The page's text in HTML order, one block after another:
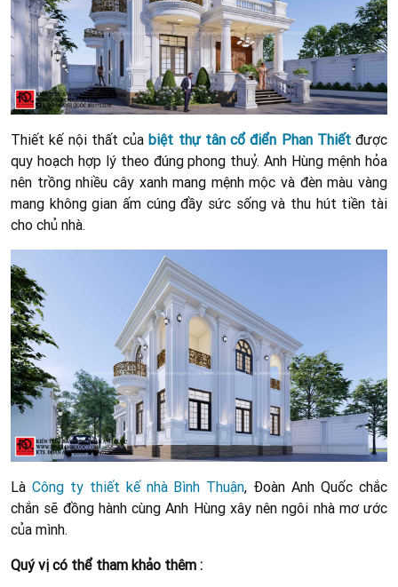
Thiết kế nội thất củabiệt thự tân cổ điển Phan Thiết được
quy hoạch hợp lý theo đúng phong thuỷ. Anh Hùng mệnh hỏa
nên trồng nhiều cây xanh mang mệnh mộc và đèn màu vàng
mang không gian ấm cúng đầy sức sống và thu hút tiền tài
cho chủ nhà.
Là Công ty thiết kế nhà Bình Thuận, Đoàn Anh Quốc chắc
chắn sẽ đồng hành cùng Anh Hùng xây nên ngôi nhà mơ ước
của mình.
Quý vị có thể tham khảo thêm :